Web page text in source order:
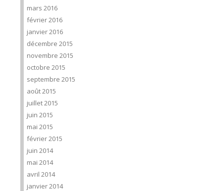
mars 2016
février 2016
janvier 2016
décembre 2015
novembre 2015
octobre 2015
septembre 2015
août 2015
juillet 2015
juin 2015
mai 2015
février 2015
juin 2014
mai 2014
avril 2014
janvier 2014